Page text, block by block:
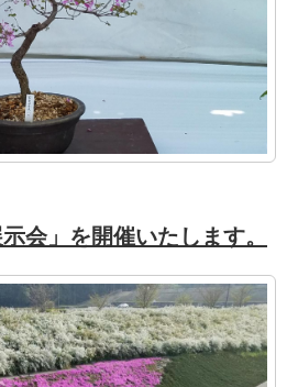
会」を開催いたします。